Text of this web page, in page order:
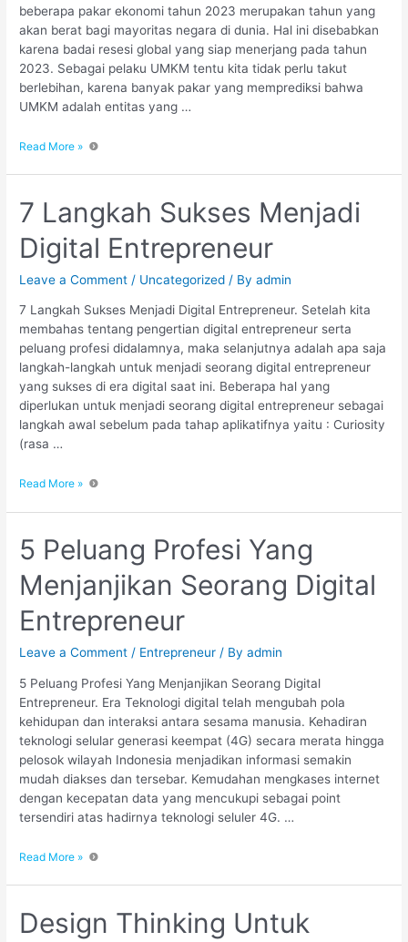
beberapa pakar ekonomi tahun 2023 merupakan tahun yang
akan berat bagi mayoritas negara di dunia. Hal ini disebabkan
karena badai resesi global yang siap menerjang pada tahun
2023. Sebagai pelaku UMKM tentu kita tidak perlu takut
berlebihan, karena banyak pakar yang memprediksi bahwa
UMKM adalah entitas yang …
Read More »
7 Langkah Sukses Menjadi
Digital Entrepreneur
Leave a Comment / Uncategorized / Byadmin
7 Langkah Sukses Menjadi Digital Entrepreneur. Setelah kita
membahas tentang pengertian digital entrepreneur serta
peluang profesi didalamnya, maka selanjutnya adalah apa saja
langkah-langkah untuk menjadi seorang digital entrepreneur
yang sukses di era digital saat ini. Beberapa hal yang
diperlukan untuk menjadi seorang digital entrepreneur sebagai
langkah awal sebelum pada tahap aplikatifnya yaitu : Curiosity
(rasa …
Read More »
5 Peluang Profesi Yang
Menjanjikan Seorang Digital
Entrepreneur
Leave a Comment / Entrepreneur / Byadmin
5 Peluang Profesi Yang Menjanjikan Seorang Digital
Entrepreneur. Era Teknologi digital telah mengubah pola
kehidupan dan interaksi antara sesama manusia. Kehadiran
teknologi selular generasi keempat (4G) secara merata hingga
pelosok wilayah Indonesia menjadikan informasi semakin
mudah diakses dan tersebar. Kemudahan mengkases internet
dengan kecepatan data yang mencukupi sebagai point
tersendiri atas hadirnya teknologi seluler 4G. …
Read More »
Design Thinking Untuk